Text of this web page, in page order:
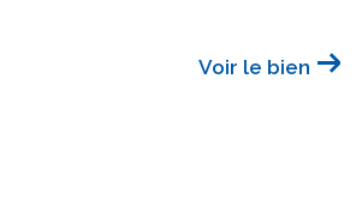
Voir le bien